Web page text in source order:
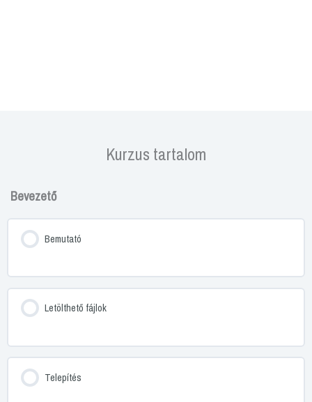
Kurzus tartalom
Bevezető
Bemutató
Letölthető fájlok
Telepítés